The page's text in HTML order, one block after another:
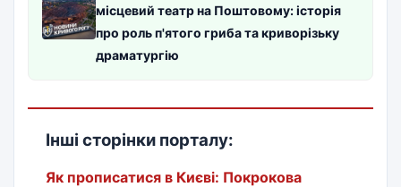
місцевий театр на Поштовому: історія
про роль п'ятого гриба та криворізьку
драматургію
Інші сторінки порталу:
Як прописатися в Києві: Покрокова